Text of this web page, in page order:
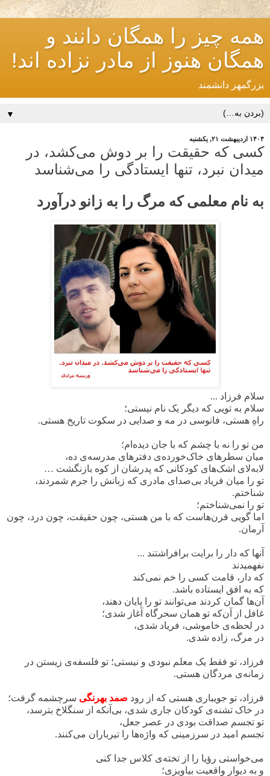
همه چیز را همگان دانند و
همگان هنوز از مادر نزاده اند!
بزرگمهر دانشمند
▼
۱۴۰۴ اردیبهشت ۲۱, یکشنبه
کسی که حقیقت را بر دوش می‌کشد، در
میدان نبرد، تنها ایستادگی را می‌شناسد
به نام معلمی که مرگ را به زانو درآورد
سلام فرزاد ...
سلام به تویی که دیگر یک نام نیستی؛
راهِ هستی، فانوسی در مه و صدایی در سکوت تاریخ هستی.
من تو را نه با چشم که با جان دیده‌ام؛
میان سطرهای خاک‌خورده‌ی دفترهای مدرسه‌ی ده،
لابه‌لای اشک‌های کودکانی که پدرشان از کوه بازنگشت …
تو را میان فریاد بی‌صدای مادری که زبانش را جرم شمردند،
شناختم.
تو را نمی‌شناختم؛
اما گویی قرن‌هاست که با من هستی، چون حقیقت، چون درد، چون
آرمان.
آنها که دار را برایت برافراشتند ...
نفهمیدند
که دار، قامت کسی را خم نمی‌کند
که به افق ایستاده باشد.
آن‌ها گمان کردند می‌توانند تو را پایان دهند،
غافل از آن‌که تو همان سحرگاه آغاز شدی؛
در لحظه‌ی خاموشی، فریاد شدی،
در مرگ، زاده شدی.
فرزاد، تو فقط یک معلم نبودی و نیستی؛ تو فلسفه‌ی زیستن در
زمانه‌ی مردگان هستی.
فرزاد، تو جویباری هستی که از رود صمد بهرنگی سرچشمه گرفت؛
در خاک تشنه‌ی کودکان جاری شدی، بی‌آنکه از سنگلاخ بترسد،
تو تجسم صداقت بودی در عصر جعل،
تجسم امید در سرزمینی که واژه‌ها را تیرباران می‌کنند.
می‌خواستی رؤیا را از تخته‌ی کلاس جدا کنی
و به دیوار واقعیت بیاویزی؛